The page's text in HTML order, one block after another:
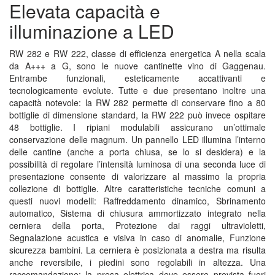
Elevata capacità e
illuminazione a LED
RW 282 e RW 222, classe di efficienza energetica A nella scala
da A+++ a G, sono le nuove cantinette vino di Gaggenau.
Entrambe funzionali, esteticamente accattivanti e
tecnologicamente evolute. Tutte e due presentano inoltre una
capacità notevole: la RW 282 permette di conservare fino a 80
bottiglie di dimensione standard, la RW 222 può invece ospitare
48 bottiglie. I ripiani modulabili assicurano un’ottimale
conservazione delle magnum. Un pannello LED illumina l’interno
delle cantine (anche a porta chiusa, se lo si desidera) e la
possibilità di regolare l’intensità luminosa di una seconda luce di
presentazione consente di valorizzare al massimo la propria
collezione di bottiglie. Altre caratteristiche tecniche comuni a
questi nuovi modelli: Raffreddamento dinamico, Sbrinamento
automatico, Sistema di chiusura ammortizzato integrato nella
cerniera della porta, Protezione dai raggi ultravioletti,
Segnalazione acustica e visiva in caso di anomalie, Funzione
sicurezza bambini. La cerniera è posizionata a destra ma risulta
anche reversibile, i piedini sono regolabili in altezza. Una